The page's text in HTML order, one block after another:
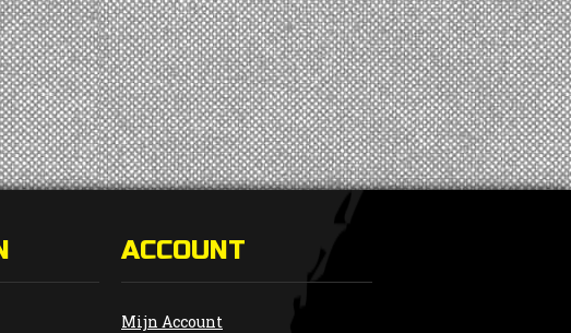
ACCOUNT
Mijn Account